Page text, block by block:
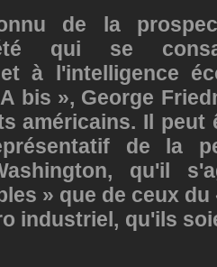
de la
qui se
à l'intelligence
bis », George
américains. Il peut
de la
qu'il
» que de ceux du
industriel, qu'ils